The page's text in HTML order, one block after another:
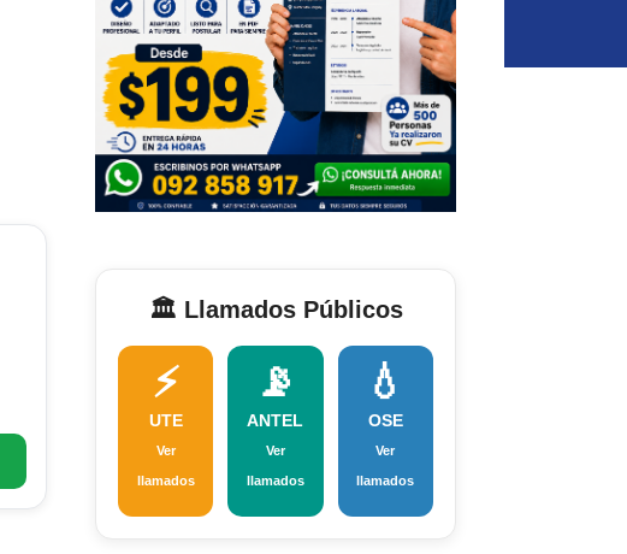
🏛️ Llamados Públicos
⚡
UTE
Ver
llamados
📡
ANTEL
Ver
llamados
💧
OSE
Ver
llamados